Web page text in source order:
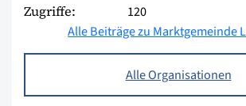
Zugriffe:
120
Alle Beiträge zu Marktgemeinde
Alle Organisationen